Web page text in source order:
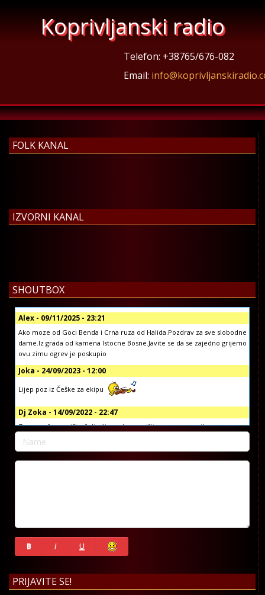
Koprivljanski radio
Telefon: +38765/676-082
Email:
FOLK KANAL
IZVORNI KANAL
SHOUTBOX
Alex - 09/11/2025 - 23:21
Ako moze od Goci Benda i Crna ruza od Halida.Pozdrav za sve slobodne
dame.Iz grada od kamena Istocne Bosne.Javite se da se zajedno grijemo
ovu zimu ogrev je poskupio
Joka - 24/09/2023 - 12:00
Lijep poz iz Češke za ekipu
Dj Zoka - 14/09/2022 - 22:47
Za sve vaše muzičke želje ili pozdrave, pišite nam na email:
info@koprivljanskiradio.com ili na facebook stranici Koprivljanski Radio
official ili putem vibera i whatsap-a na broj: +38765/676-082
History
B I U
PRIJAVITE SE!